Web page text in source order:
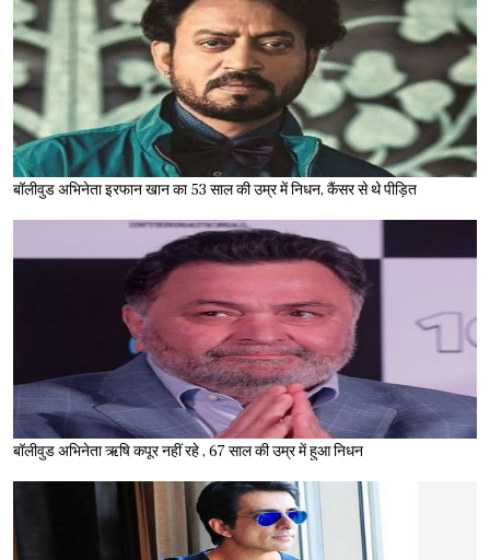
बॉलीवुड अभिनेता इरफान खान का 53 साल की उम्र में निधन, कैंसर से थे पीड़ित
बॉलीवुड अभिनेता ऋषि कपूर नहीं रहे , 67 साल की उम्र में हुआ निधन